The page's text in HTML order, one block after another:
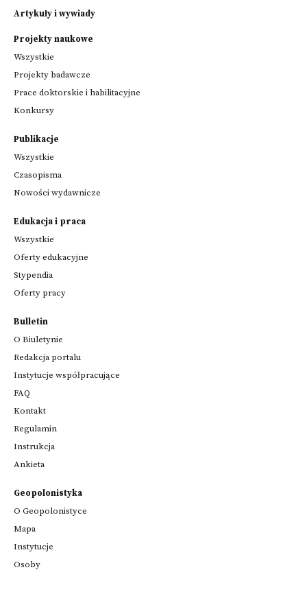
Artykuły i wywiady
Projekty naukowe
Wszystkie
Projekty badawcze
Prace doktorskie i habilitacyjne
Konkursy
Publikacje
Wszystkie
Czasopisma
Nowości wydawnicze
Edukacja i praca
Wszystkie
Oferty edukacyjne
Stypendia
Oferty pracy
Bulletin
O Biuletynie
Redakcja portalu
Instytucje współpracujące
FAQ
Kontakt
Regulamin
Instrukcja
Ankieta
Geopolonistyka
O Geopolonistyce
Mapa
Instytucje
Osoby